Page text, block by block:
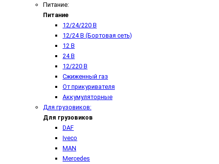
Питание:
Питание
12/24/220 В
12/24 В (Бортовая сеть)
12 В
24 В
12/220 В
Сжиженный газ
От прикуривателя
Аккумуляторные
Для грузовиков:
Для грузовиков
DAF
Iveco
MAN
Mercedes